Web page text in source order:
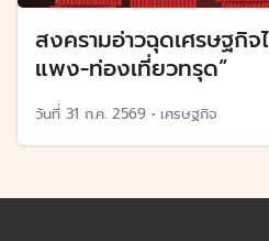
สงครามอ่าวฉุดเศรษฐกิ
แพง-ท่องเที่ยวทรุด”
วันที่ 31 ก.ค. 2569 • เศรษฐกิจ